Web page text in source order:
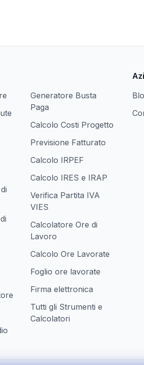
Generatore Busta
Paga
Calcolo Costi Progetto
Previsione Fatturato
Calcolo IRPEF
Calcolo IRES e IRAP
Verifica Partita IVA
VIES
Calcolatore Ore di
Lavoro
Calcolo Ore Lavorate
Foglio ore lavorate
Firma elettronica
Tutti gli Strumenti e
Calcolatori